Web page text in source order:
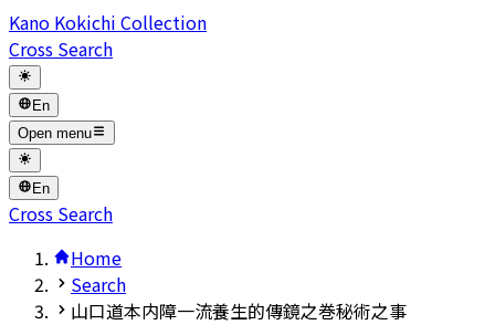
Kano Kokichi Collection
Cross Search
En
Open menu
En
Cross Search
Home
Search
山口道本内障一流養生的傳鏡之巻秘術之事